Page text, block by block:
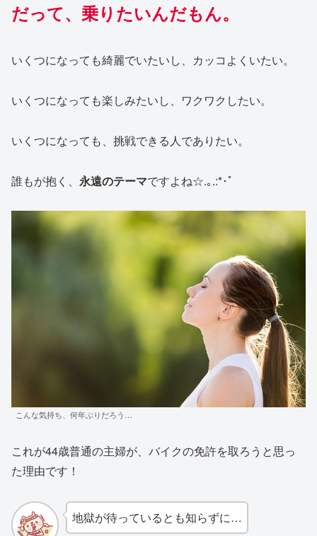
だって、乗りたいんだもん。
いくつになっても綺麗でいたいし、カッコよくいたい。
いくつになっても楽しみたいし、ワクワクしたい。
いくつになっても、挑戦できる人でありたい。
誰もが抱く、 永遠のテーマですよね☆.｡.:*･ﾟ
こんな気持ち、何年ぶりだろう…
これが44歳普通の主婦が、バイクの免許を取ろうと思っ
た理由です！
地獄が待っているとも知らずに…